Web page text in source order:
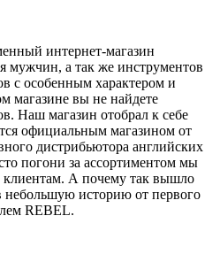
интернет-магазин
мужчин, а так же инструментов
с особенным характером и
магазине вы не найдете
Наш магазин отобрал к себе
официальным магазином от
дистрибьютора английских
погони за ассортиментом мы
клиентам. А почему так вышло
небольшую историю от первого
REBEL.